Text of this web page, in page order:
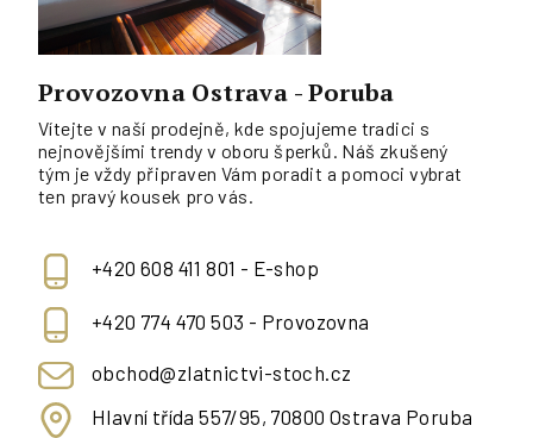
Provozovna Ostrava - Poruba
Vítejte v naší prodejně, kde spojujeme tradici s
nejnovějšími trendy v oboru šperků. Náš zkušený
tým je vždy připraven Vám poradit a pomoci vybrat
ten pravý kousek pro vás.
+420 608 411 801 - E-shop
+420 774 470 503 - Provozovna
obchod@zlatnictvi-stoch.cz
Hlavní třída 557/95, 70800 Ostrava Poruba